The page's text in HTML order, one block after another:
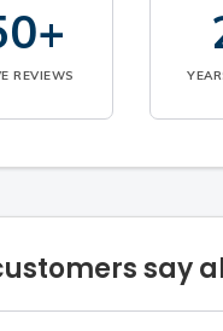
REVIEWS
say